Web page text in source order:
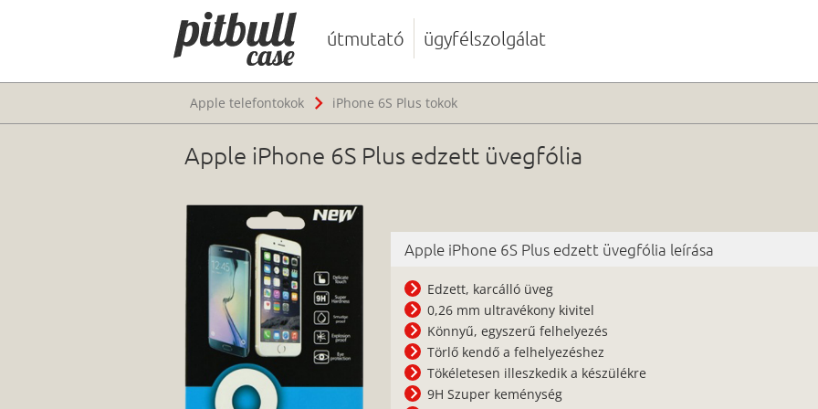
útmutató ügyfélszolgálat
Apple telefontokok iPhone 6S Plus tokok
Apple iPhone 6S Plus edzett üvegfólia
Apple iPhone 6S Plus edzett üvegfólia leírása
Edzett, karcálló üveg
0,26 mm ultravékony kivitel
Könnyű, egyszerű felhelyezés
Törlő kendő a felhelyezéshez
Tökéletesen illeszkedik a készülékre
9H Szuper keménység